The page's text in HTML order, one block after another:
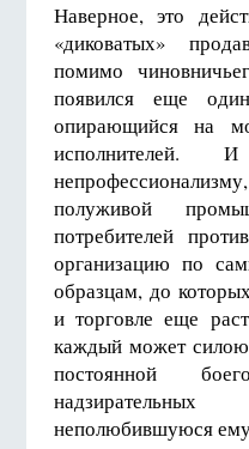
Наверное, это
«диковатых»
помимо
появился еще
опирающийся на
полуживой
потребителей
организацию по
образцам, до
и торговле еще
каждый может
постоянной
неполюбившуюся ему